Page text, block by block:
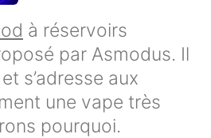
à réservoirs
par Asmodus. Il
s’adresse aux
une vape très
pourquoi.